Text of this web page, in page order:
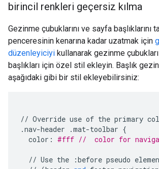
birincil renkleri geçersiz kılma
Gezinme çubuklarını ve sayfa başlıklarını
penceresinin kenarına kadar uzatmak için
düzenleyiciyi kullanarak gezinme
başlıkları için özel stil ekleyin. Başlık
aşağıdaki gibi bir stil ekleyebilirsiniz:
// Override use of the primary
.nav-header .mat-toolbar {
color : #fff //  color for
// Use the :before pseudo